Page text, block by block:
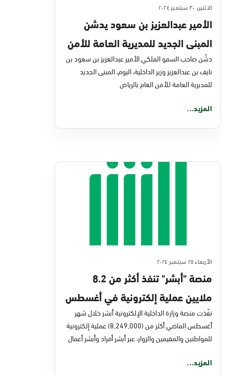
الاثنين ٣٠ سبتمبر ٢٠٢٤
الأمير عبدالعزيز بن سعود يدشن
المبنى الجديد للمديرية العامة للأمن
العام بالرياض
دشّن صاحب السمو الملكي الأمير عبدالعزيز بن سعود بن
نايف بن عبدالعزيز وزير الداخلية، اليوم، المبنى الجديد
للمديرية العامة للأمن العام بالرياض
المزيد...
الأربعاء ٢٥ سبتمبر ٢٠٢٤
منصة "أبشر" تنفذ أكثر من 8.2
ملايين عملية إلكترونية في أغسطس
2024م
نفّذت منصة وزارة الداخلية الإلكترونية أبشر خلال شهر
أغسطس الماضي أكثر من (8,249,000) عملية إلكترونية
للمواطنين والمقيمين والزوار، عبر أبشر أفراد وأبشر أعمال
المزيد...